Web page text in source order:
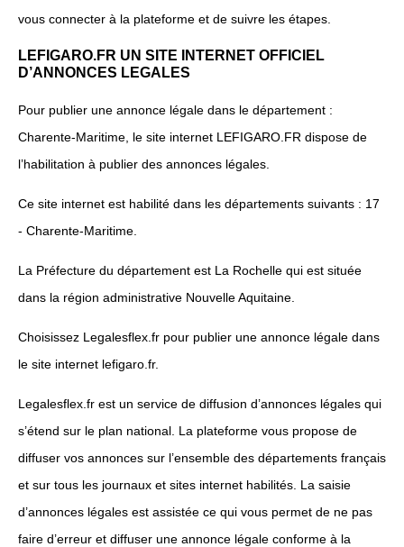
vous connecter à la plateforme et de suivre les étapes.
LEFIGARO.FR UN SITE INTERNET OFFICIEL
D’ANNONCES LEGALES
Pour publier une annonce légale dans le département :
Charente-Maritime, le site internet LEFIGARO.FR dispose de
l’habilitation à publier des annonces légales.
Ce site internet est habilité dans les départements suivants : 17
- Charente-Maritime.
La Préfecture du département est La Rochelle qui est située
dans la région administrative Nouvelle Aquitaine.
Choisissez Legalesflex.fr pour publier une annonce légale dans
le site internet lefigaro.fr.
Legalesflex.fr est un service de diffusion d’annonces légales qui
s’étend sur le plan national. La plateforme vous propose de
diffuser vos annonces sur l’ensemble des départements français
et sur tous les journaux et sites internet habilités. La saisie
d’annonces légales est assistée ce qui vous permet de ne pas
faire d’erreur et diffuser une annonce légale conforme à la